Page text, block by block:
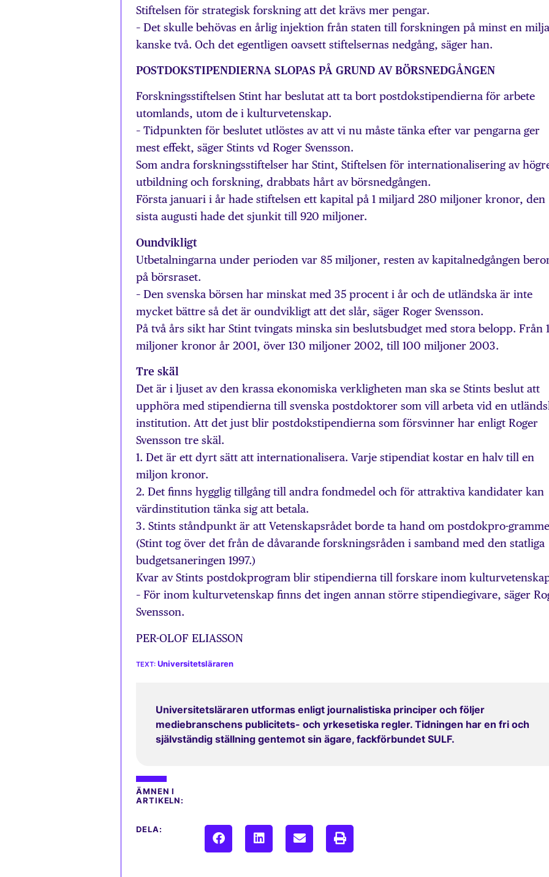
Stiftelsen för strategisk forskning att det krävs mer pengar.
– Det skulle behövas en årlig injektion från staten till forskningen på minst en
kanske två. Och det egentligen oavsett stiftelsernas nedgång, säger han.
POSTDOKSTIPENDIERNA SLOPAS PÅ GRUND AV BÖRSNEDGÅNGEN
Forskningsstiftelsen Stint har beslutat att ta bort postdokstipendierna för arbete
utomlands, utom de i kulturvetenskap.
– Tidpunkten för beslutet utlöstes av att vi nu måste tänka efter var pengarna ger
mest effekt, säger Stints vd Roger Svensson.
Som andra forskningsstiftelser har Stint, Stiftelsen för internationalisering av
utbildning och forskning, drabbats hårt av börsnedgången.
Första januari i år hade stiftelsen ett kapital på 1 miljard 280 miljoner kronor, den
sista augusti hade det sjunkit till 920 miljoner.
Oundvikligt
Utbetalningarna under perioden var 85 miljoner, resten av kapitalnedgången
på börsraset.
– Den svenska börsen har minskat med 35 procent i år och de utländska är inte
mycket bättre så det är oundvikligt att det slår, säger Roger Svensson.
På två års sikt har Stint tvingats minska sin beslutsbudget med stora belopp. Från
miljoner kronor år 2001, över 130 miljoner 2002, till 100 miljoner 2003.
Tre skäl
Det är i ljuset av den krassa ekonomiska verkligheten man ska se Stints beslut att
upphöra med stipendierna till svenska postdoktorer som vill arbeta vid en
institution. Att det just blir postdokstipendierna som försvinner har enligt Roger
Svensson tre skäl.
1. Det är ett dyrt sätt att internationalisera. Varje stipendiat kostar en halv till en
miljon kronor.
2. Det finns hygglig tillgång till andra fondmedel och för attraktiva kandidater kan
värdinstitution tänka sig att betala.
3. Stints ståndpunkt är att Vetenskapsrådet borde ta hand om postdokpro-
(Stint tog över det från de dåvarande forskningsråden i samband med den statliga
budgetsaneringen 1997.)
Kvar av Stints postdokprogram blir stipendierna till forskare inom
– För inom kulturvetenskap finns det ingen annan större stipendiegivare, säger
Svensson.
PER-OLOF ELIASSON
Universitetsläraren
Universitetsläraren utformas enligt journalistiska principer och följer
mediebranschens publicitets- och yrkesetiska regler. Tidningen har en fri och
självständig ställning gentemot sin ägare, fackförbundet SULF.
ÄMNEN I
ARTIKELN:
DELA: